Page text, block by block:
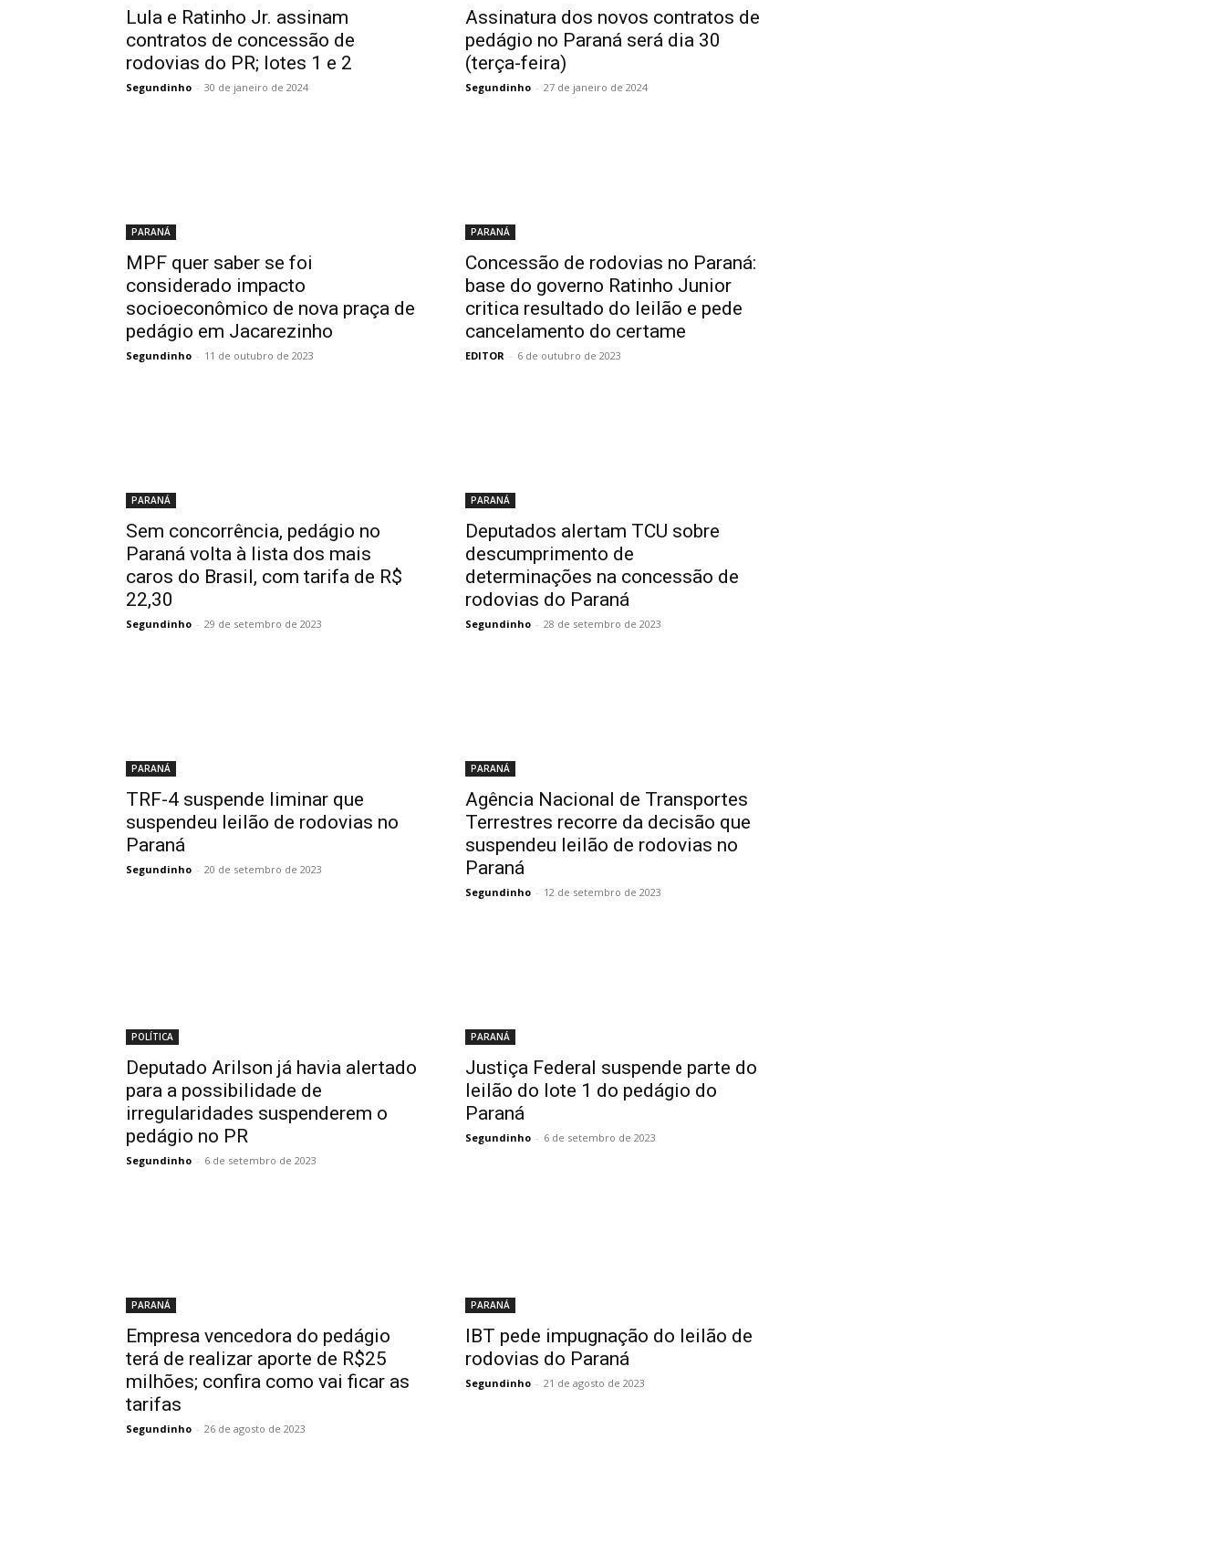
Lula e Ratinho Jr. assinam
contratos de concessão de
rodovias do PR; lotes 1 e 2
Segundinho - 30 de janeiro de 2024
Assinatura dos novos contratos de
pedágio no Paraná será dia 30
(terça-feira)
Segundinho - 27 de janeiro de 2024
PARANÁ
MPF quer saber se foi
considerado impacto
socioeconômico de nova praça de
pedágio em Jacarezinho
Segundinho - 11 de outubro de 2023
PARANÁ
Concessão de rodovias no Paraná:
base do governo Ratinho Junior
critica resultado do leilão e pede
cancelamento do certame
EDITOR - 6 de outubro de 2023
PARANÁ
Sem concorrência, pedágio no
Paraná volta à lista dos mais
caros do Brasil, com tarifa de R$
22,30
Segundinho - 29 de setembro de 2023
PARANÁ
Deputados alertam TCU sobre
descumprimento de
determinações na concessão de
rodovias do Paraná
Segundinho - 28 de setembro de 2023
PARANÁ
TRF-4 suspende liminar que
suspendeu leilão de rodovias no
Paraná
Segundinho - 20 de setembro de 2023
PARANÁ
Agência Nacional de Transportes
Terrestres recorre da decisão que
suspendeu leilão de rodovias no
Paraná
Segundinho - 12 de setembro de 2023
POLÍTICA
Deputado Arilson já havia alertado
para a possibilidade de
irregularidades suspenderem o
pedágio no PR
Segundinho - 6 de setembro de 2023
PARANÁ
Justiça Federal suspende parte do
leilão do lote 1 do pedágio do
Paraná
Segundinho - 6 de setembro de 2023
PARANÁ
Empresa vencedora do pedágio
terá de realizar aporte de R$25
milhões; confira como vai ficar as
tarifas
Segundinho - 26 de agosto de 2023
PARANÁ
IBT pede impugnação do leilão de
rodovias do Paraná
Segundinho - 21 de agosto de 2023